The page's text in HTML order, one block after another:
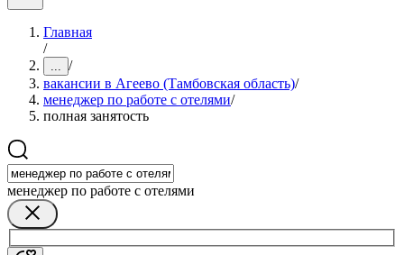
Главная
/
... /
вакансии в Агеево (Тамбовская область)/
менеджер по работе с отелями/
полная занятость
менеджер по работе с отелями